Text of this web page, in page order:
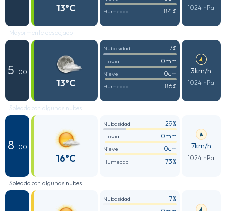
13°C Humedad 84% 1024 hPa
Mayormente despejado
5 : 00
13°C
Nubosidad 7%
Lluvia 0mm
Nieve 0cm
Humedad 86%
3km/h
1024 hPa
Soleado con algunas nubes
8 : 00
16°C
Nubosidad 29%
Lluvia 0mm
Nieve 0cm
Humedad 73%
7km/h
1024 hPa
Soleado con algunas nubes
Nubosidad 7%